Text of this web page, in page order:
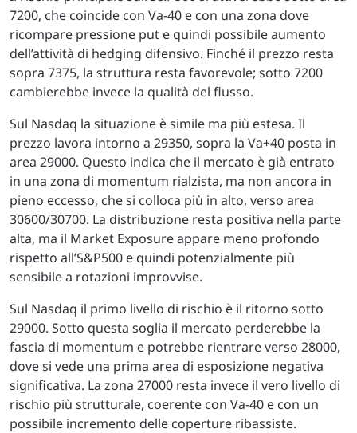
7200, che coincide con Va-40 e con una zona dove
ricompare pressione put e quindi possibile aumento
dell’attività di hedging difensivo. Finché il prezzo resta
sopra 7375, la struttura resta favorevole; sotto 7200
cambierebbe invece la qualità del flusso.
Sul Nasdaq la situazione è simile ma più estesa. Il
prezzo lavora intorno a 29350, sopra la Va+40 posta in
area 29000. Questo indica che il mercato è già entrato
in una zona di momentum rialzista, ma non ancora in
pieno eccesso, che si colloca più in alto, verso area
30600/30700. La distribuzione resta positiva nella parte
alta, ma il Market Exposure appare meno profondo
rispetto all’S&P500 e quindi potenzialmente più
sensibile a rotazioni improvvise.
Sul Nasdaq il primo livello di rischio è il ritorno sotto
29000. Sotto questa soglia il mercato perderebbe la
fascia di momentum e potrebbe rientrare verso 28000,
dove si vede una prima area di esposizione negativa
significativa. La zona 27000 resta invece il vero livello di
rischio più strutturale, coerente con Va-40 e con un
possibile incremento delle coperture ribassiste.